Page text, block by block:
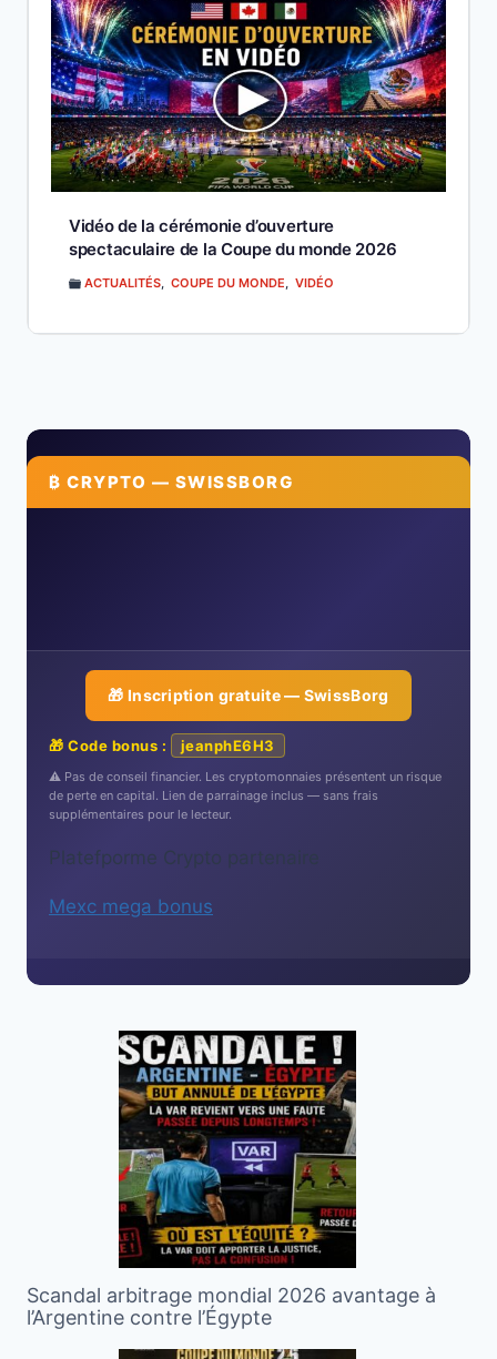
Vidéo de la cérémonie d’ouverture
spectaculaire de la Coupe du monde 2026
ACTUALITÉS, COUPE DU MONDE, VIDÉO
₿ CRYPTO — SWISSBORG
🎁 Inscription gratuite — SwissBorg
🎁 Code bonus : jeanphE6H3
⚠️ Pas de conseil financier. Les cryptomonnaies présentent un risque
de perte en capital. Lien de parrainage inclus — sans frais
supplémentaires pour le lecteur.
Platefporme Crypto partenaire
Mexc mega bonus
Scandal arbitrage mondial 2026 avantage à
l’Argentine contre l’Égypte